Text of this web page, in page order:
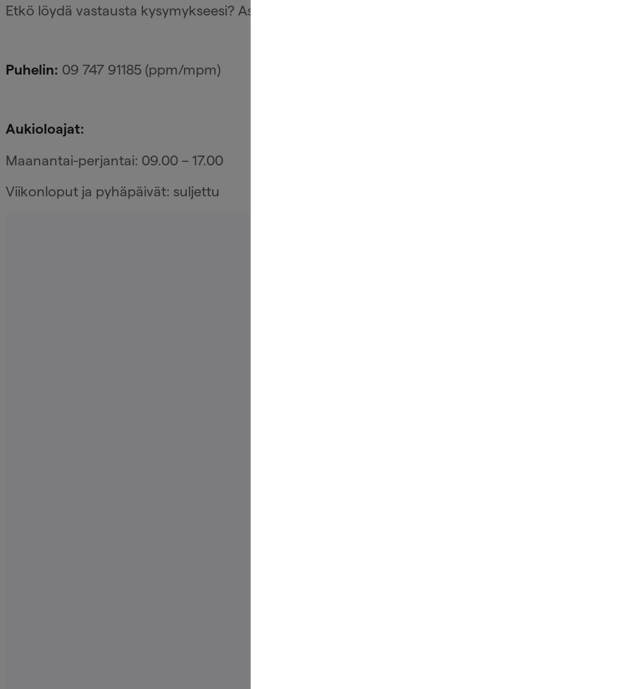
Etkö löydä vastausta kysymykseesi? Asiakaspalvelu on täällä sinua varten.
Puhelin: 09 747 91185 (ppm/mpm)
Aukioloajat:
Maanantai-perjantai: 09.00 – 17.00
Viikonloput ja pyhäpäivät: suljettu